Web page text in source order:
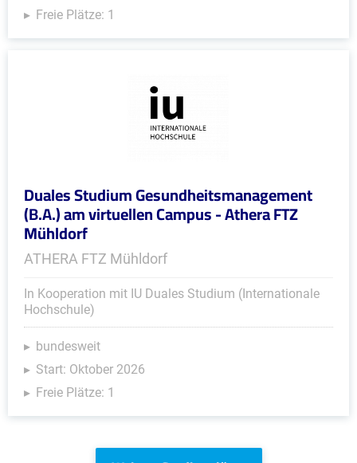
Freie Plätze: 1
Duales Studium Gesundheitsmanagement
(B.A.) am virtuellen Campus - Athera FTZ
Mühldorf
ATHERA FTZ Mühldorf
In Kooperation mit IU Duales Studium (Internationale
Hochschule)
bundesweit
Start: Oktober 2026
Freie Plätze: 1